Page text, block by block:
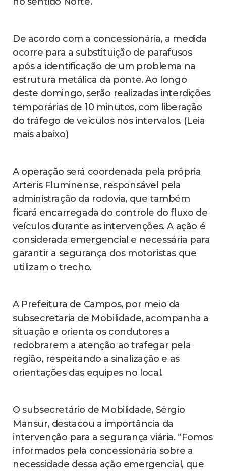
De acordo com a concessionária, a medida
ocorre para a substituição de parafusos
após a identificação de um problema na
estrutura metálica da ponte. Ao longo
deste domingo, serão realizadas interdições
temporárias de 10 minutos, com liberação
do tráfego de veículos nos intervalos. (Leia
mais abaixo)
A operação será coordenada pela própria
Arteris Fluminense, responsável pela
administração da rodovia, que também
ficará encarregada do controle do fluxo de
veículos durante as intervenções. A ação é
considerada emergencial e necessária para
garantir a segurança dos motoristas que
utilizam o trecho.
A Prefeitura de Campos, por meio da
subsecretaria de Mobilidade, acompanha a
situação e orienta os condutores a
redobrarem a atenção ao trafegar pela
região, respeitando a sinalização e as
orientações das equipes no local.
O subsecretário de Mobilidade, Sérgio
Mansur, destacou a importância da
intervenção para a segurança viária. “Fomos
informados pela concessionária sobre a
necessidade dessa ação emergencial, que